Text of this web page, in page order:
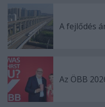
A fejlődés
Az ÖBB